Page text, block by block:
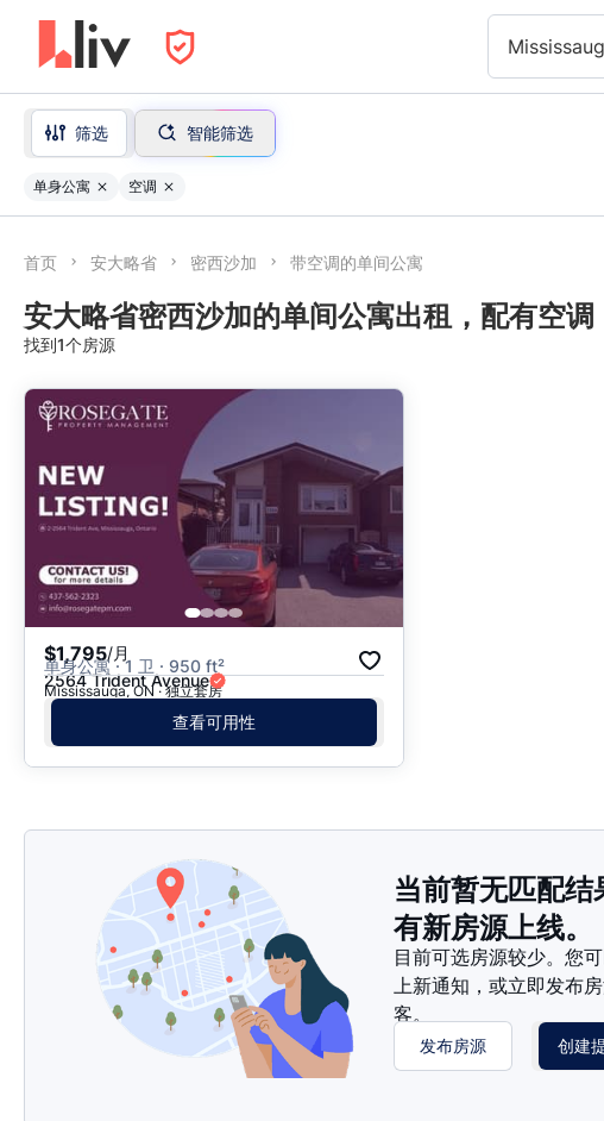
筛选 智能筛选
单身公寓 空调
首页 安大略省 密西沙加 带空调的单间公寓
安大略省密西沙加的单间公寓出租，配有空调
找到1个房源
$1,795/月
单身公寓 · 1 卫 · 950 ft²
2564 Trident Avenue
Mississauga, ON · 独立套房
查看可用性
当前暂无匹配
有新房源上线。
目前可选房源较少。您
上新通知，或立即发布
客。
发布房源 创建